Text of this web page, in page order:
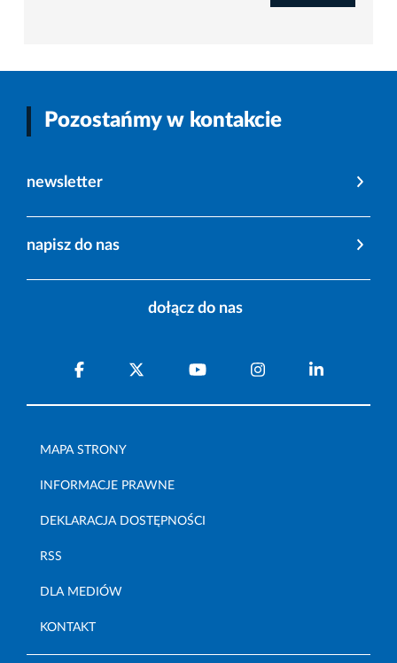
Pozostańmy w kontakcie
newsletter
napisz do nas
dołącz do nas
MAPA STRONY
INFORMACJE PRAWNE
DEKLARACJA DOSTĘPNOŚCI
RSS
DLA MEDIÓW
KONTAKT